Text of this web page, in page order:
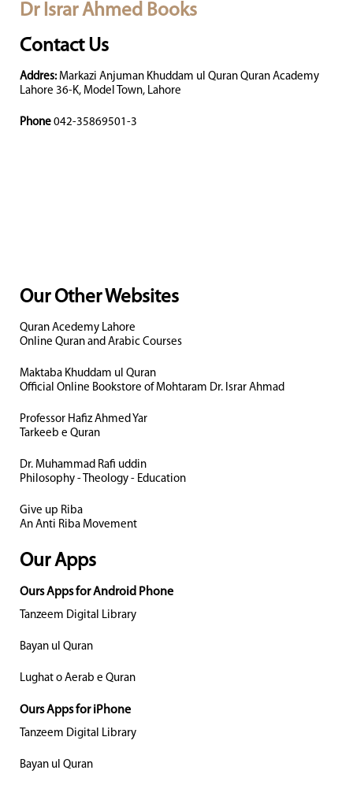
Dr Israr Ahmed Books
Contact Us
Addres: Markazi Anjuman Khuddam ul Quran Quran Academy
Lahore 36-K, Model Town, Lahore
Phone 042-35869501-3
Our Other Websites
Quran Acedemy Lahore
Online Quran and Arabic Courses
Maktaba Khuddam ul Quran
Official Online Bookstore of Mohtaram Dr. Israr Ahmad
Professor Hafiz Ahmed Yar
Tarkeeb e Quran
Dr. Muhammad Rafi uddin
Philosophy - Theology - Education
Give up Riba
An Anti Riba Movement
Our Apps
Ours Apps for Android Phone
Tanzeem Digital Library
Bayan ul Quran
Lughat o Aerab e Quran
Ours Apps for iPhone
Tanzeem Digital Library
Bayan ul Quran